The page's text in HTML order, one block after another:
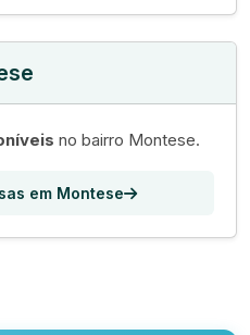
no bairro Montese.
em Montese